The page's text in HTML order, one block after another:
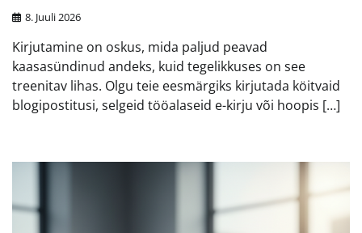
8. Juuli 2026
Kirjutamine on oskus, mida paljud peavad
kaasasündinud andeks, kuid tegelikkuses on see
treenitav lihas. Olgu teie eesmärgiks kirjutada köitvaid
blogipostitusi, selgeid tööalaseid e-kirju või hoopis […]